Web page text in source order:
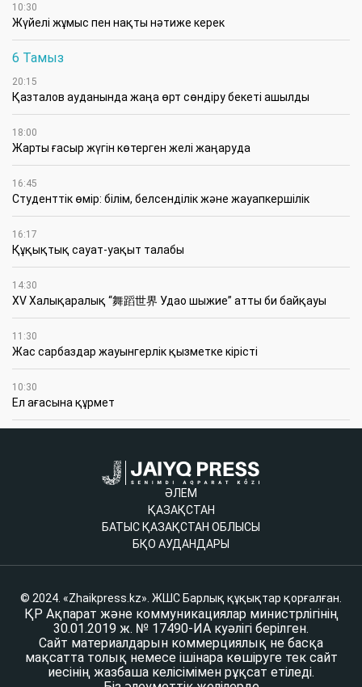
10:30
Жүйелі жұмыс пен нақты нәтиже керек
6 Тамыз
20:15
Қазталов ауданында жаңа өрт сөндіру бекеті ашылды
18:00
Жарты ғасыр жүгін көтерген желі жаңаруда
16:45
Студенттік өмір: білім, белсенділік және жауапкершілік
16:17
Құқықтық сауат-уақыт талабы
14:30
XV Халықаралық “舞蹈世界 Удао шыжие” атты би байқауы
11:30
Жас сарбаздар жауынгерлік қызметке кірісті
10:30
Ел ағасына құрмет
ӘЛЕМ
ҚАЗАҚСТАН
БАТЫС ҚАЗАҚСТАН ОБЛЫСЫ
БҚО АУДАНДАРЫ
© 2024. «Zhaikpress.kz». ЖШС Барлық құқықтар қорғалған.
ҚР Ақпарат және коммуникациялар министрлігінің
30.01.2019 ж. № 17490-ИА куәлігі берілген.
Сайт материалдарын коммерциялық не басқа
мақсатта толық немесе ішінара көшіруге тек сайт
иесінің жазбаша келісімімен рұқсат етіледі.